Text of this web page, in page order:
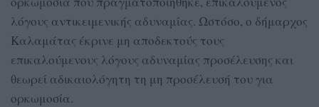
λόγους αντικειμενικής αδυναμίας. Ωστόσο, ο δήμαρχος
Καλαμάτας έκρινε μη αποδεκτούς τους
επικαλούμενους λόγους αδυναμίας προσέλευσης και
θεωρεί αδικαιολόγητη τη μη προσέλευσή του για
ορκωμοσία.